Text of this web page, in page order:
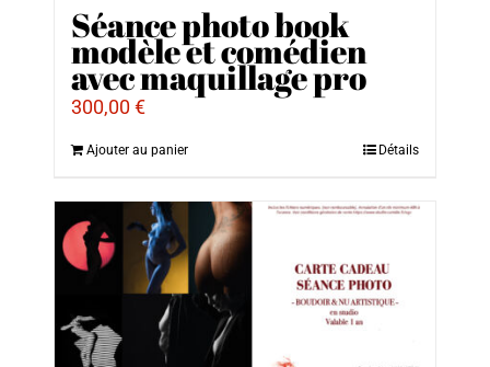
Séance photo book
modèle et comédien
avec maquillage pro
300,00€
Ajouter au panier Détails